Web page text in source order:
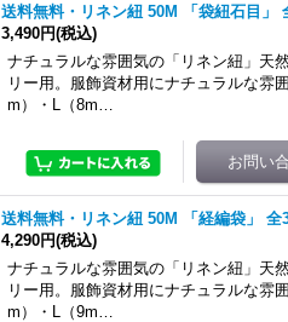
送料無料・リネン紐 50M 「袋紐石目」
3,490円(税込)
ナチュラルな雰囲気の「リネン紐」天
リー用。服飾資材用にナチュラルな雰
m）・L（8m…
送料無料・リネン紐 50M 「経編袋」 全
4,290円(税込)
ナチュラルな雰囲気の「リネン紐」天
リー用。服飾資材用にナチュラルな雰
m）・L（9m…